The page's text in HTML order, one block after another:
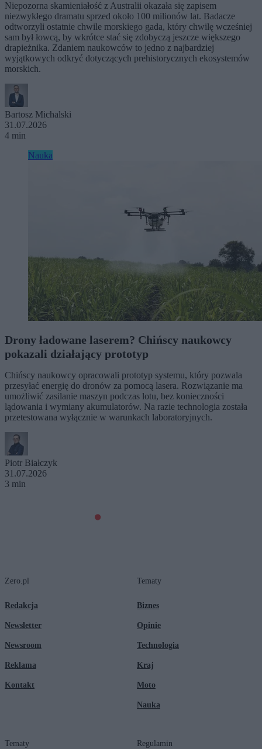
Niepozorna skamieniałość z Australii okazała się zapisem
niezwykłego dramatu sprzed około 100 milionów lat. Badacze
odtworzyli ostatnie chwile morskiego gada, który chwilę wcześniej
sam był łowcą, by wkrótce stać się zdobyczą jeszcze większego
drapieżnika. Zdaniem naukowców to jedno z najbardziej
wyjątkowych odkryć dotyczących prehistorycznych ekosystemów
morskich.
Bartosz Michalski
31.07.2026
4 min
Nauka
Drony ładowane laserem? Chińscy naukowcy
pokazali działający prototyp
Chińscy naukowcy opracowali prototyp systemu, który pozwala
przesyłać energię do dronów za pomocą lasera. Rozwiązanie ma
umożliwić zasilanie maszyn podczas lotu, bez konieczności
lądowania i wymiany akumulatorów. Na razie technologia została
przetestowana wyłącznie w warunkach laboratoryjnych.
Piotr Białczyk
31.07.2026
3 min
Zero.pl
Redakcja
Newsletter
Newsroom
Reklama
Kontakt
Tematy
Biznes
Opinie
Technologia
Kraj
Moto
Nauka
Tematy Regulamin